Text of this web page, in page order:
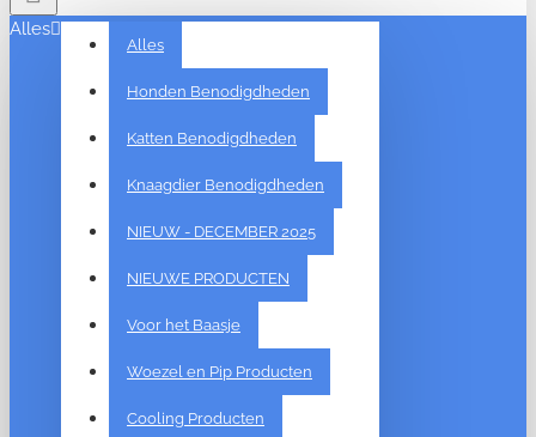
Alles
Alles
Honden Benodigdheden
Katten Benodigdheden
Knaagdier Benodigdheden
NIEUW - DECEMBER 2025
NIEUWE PRODUCTEN
Voor het Baasje
Woezel en Pip Producten
Cooling Producten